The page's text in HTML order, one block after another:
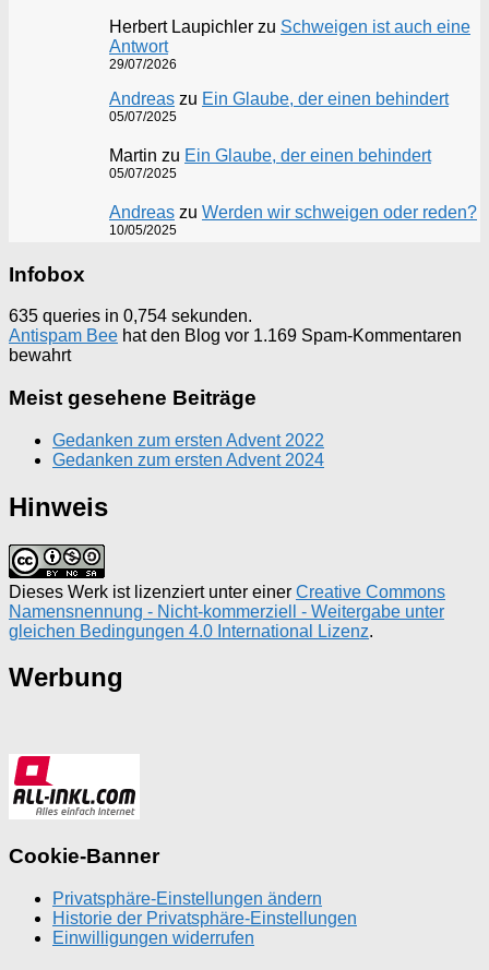
Herbert Laupichler zu Schweigen ist auch eine
Antwort
29/07/2026
Andreas zu Ein Glaube, der einen behindert
05/07/2025
Martin zu Ein Glaube, der einen behindert
05/07/2025
Andreas zu Werden wir schweigen oder reden?
10/05/2025
Infobox
635 queries in 0,754 sekunden.
Antispam Bee hat den Blog vor 1.169 Spam-Kommentaren
bewahrt
Meist gesehene Beiträge
Gedanken zum ersten Advent 2022
Gedanken zum ersten Advent 2024
Hinweis
Dieses Werk ist lizenziert unter einer Creative Commons
Namensnennung - Nicht-kommerziell - Weitergabe unter
gleichen Bedingungen 4.0 International Lizenz.
Werbung
Cookie-Banner
Privatsphäre-Einstellungen ändern
Historie der Privatsphäre-Einstellungen
Einwilligungen widerrufen